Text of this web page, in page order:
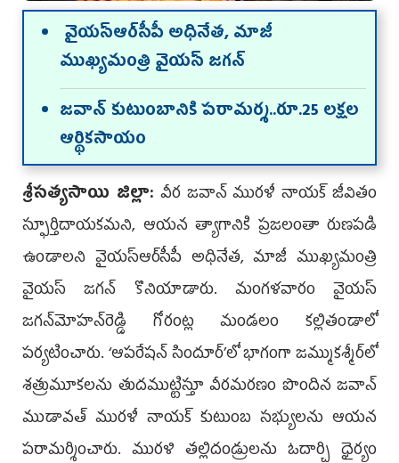
వైయ‌స్ఆర్‌సీపీ అధినేత‌, మాజీ
ముఖ్య‌మంత్రి వైయ‌స్ జ‌గ‌న్‌
జవాన్ కుటుంబానికి ప‌రామ‌ర్శ‌..రూ.25 ల‌క్ష‌ల
ఆర్థిక‌సాయం
శ్రీసత్యసాయి జిల్లా: వీర జవాన్‌ మురళీ నాయక్ జీవితం
స్ఫూర్తిదాయ‌క‌మ‌ని, ఆయ‌న త్యాగానికి ప్ర‌జ‌లంతా రుణ‌ప‌డి
ఉండాల‌ని వైయ‌స్ఆర్‌సీపీ అధినేత‌, మాజీ ముఖ్య‌మంత్రి
వైయ‌స్ జ‌గ‌న్ కొనియాడారు. మంగ‌ళ‌వారం వైయ‌స్‌
జగన్‌మోహన్‌రెడ్డి గోరంట్ల మండలం కల్లితండాలో
పర్యటించారు. ‘ఆపరేషన్‌ సిందూర్‌’లో భాగంగా జమ్ముకశ్మీర్‌లో
శత్రుమూకలను తుదముట్టిస్తూ వీరమరణం పొందిన జవాన్‌
ముడావత్‌ మురళీ నాయక్‌ కుటుంబ సభ్యులను ఆయ‌న‌
పరామర్శించారు. ముర‌ళి త‌ల్లిదండ్రుల‌ను ఓదార్చి ధైర్యం